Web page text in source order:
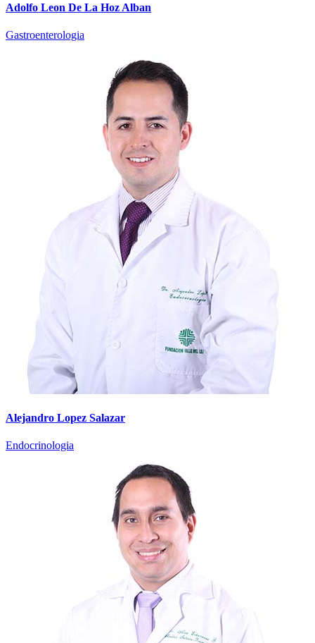
Adolfo Leon De La Hoz Alban
Gastroenterologia
Alejandro Lopez Salazar
Endocrinologia